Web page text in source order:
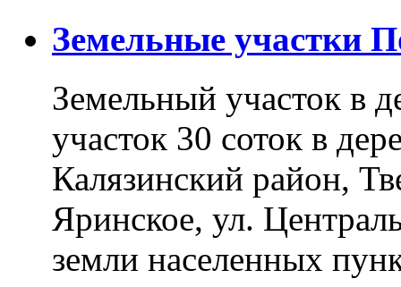
Земельные участки
Земельный участок в
участок 30 соток в
Калязинский район,
Яринское, ул.
земли населенных